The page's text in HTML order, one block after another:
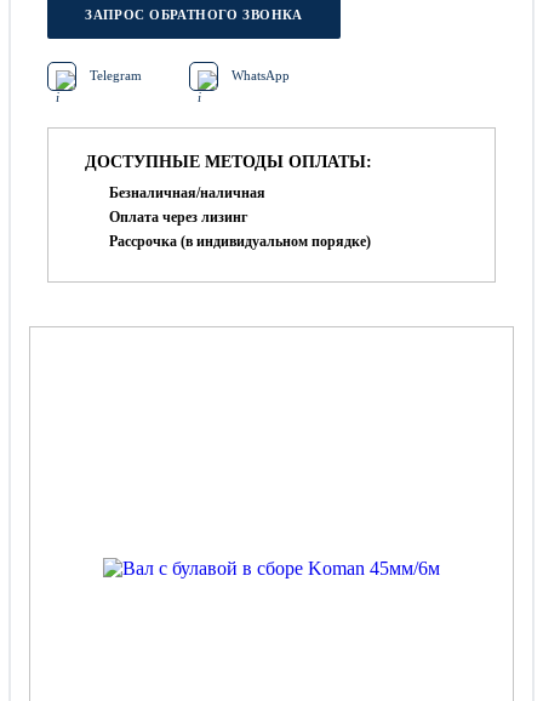
ЗАПРОС ОБРАТНОГО ЗВОНКА
Telegram WhatsApp
ДОСТУПНЫЕ МЕТОДЫ ОПЛАТЫ:
Безналичная/наличная
Оплата через лизинг
Рассрочка (в индивидуальном порядке)